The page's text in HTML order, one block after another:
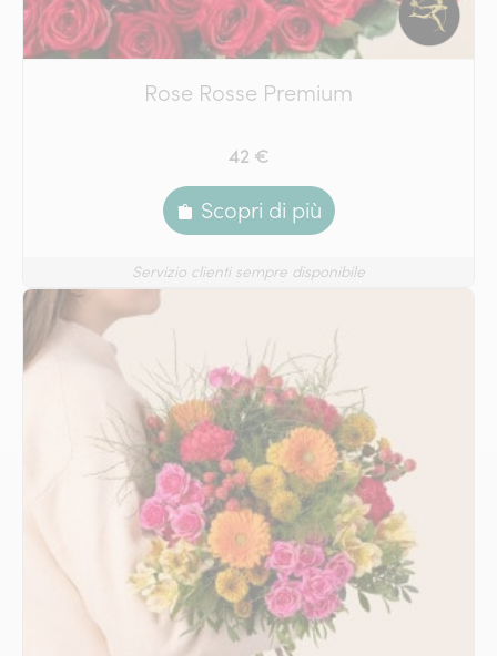
Rose Rosse Premium
42 €
Scopri di più
Servizio clienti sempre disponibile